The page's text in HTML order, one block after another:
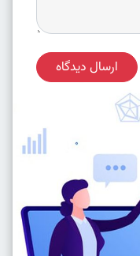
ارسال دیدگاه